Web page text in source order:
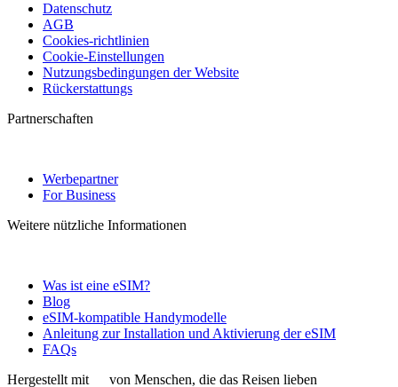
Datenschutz
AGB
Cookies-richtlinien
Cookie-Einstellungen
Nutzungsbedingungen der Website
Rückerstattungs
Partnerschaften
Werbepartner
For Business
Weitere nützliche Informationen
Was ist eine eSIM?
Blog
eSIM-kompatible Handymodelle
Anleitung zur Installation und Aktivierung der eSIM
FAQs
Hergestellt mit
von Menschen, die das Reisen lieben